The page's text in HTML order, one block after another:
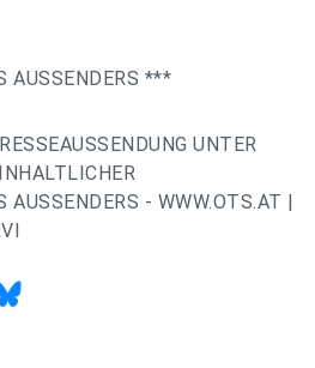
AUSSENDERS ***
UNTER
AUSSENDERS - WWW.OTS.AT |